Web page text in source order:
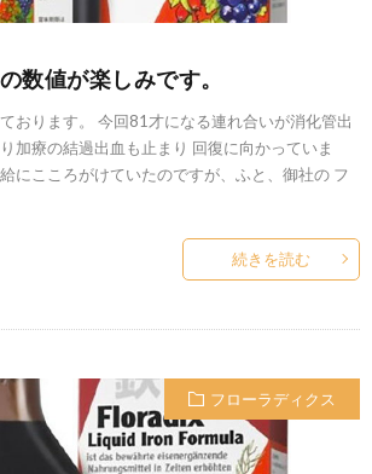
数値が楽しみです。
おります。 今回81才になる連れ合いが消化管出
加療の結過出血も止まり 回復に向かっていま
にこころがけていたのですが、ふと、御社の フ
続きを読む
フローラディクス